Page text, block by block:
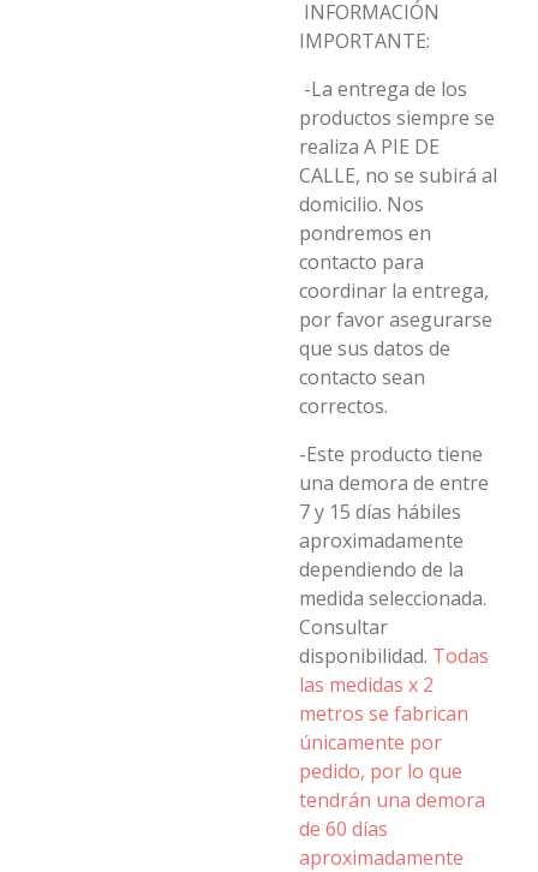
INFORMACIÓN
IMPORTANTE:
-La entrega de los
productos siempre se
realiza A PIE DE
CALLE, no se subirá al
domicilio. Nos
pondremos en
contacto para
coordinar la entrega,
por favor asegurarse
que sus datos de
contacto sean
correctos.
-Este producto tiene
una demora de entre
7 y 15 días hábiles
aproximadamente
dependiendo de la
medida seleccionada.
Consultar
disponibilidad. Todas
las medidas x 2
metros se fabrican
únicamente por
pedido, por lo que
tendrán una demora
de 60 días
aproximadamente